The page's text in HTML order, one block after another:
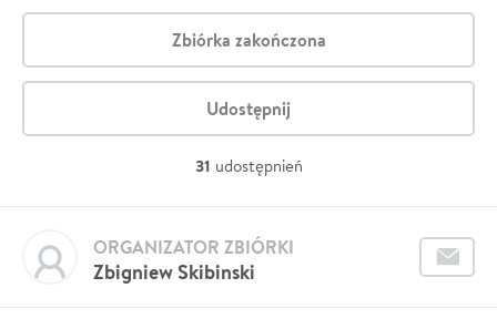
Zbiórka zakończona
Udostępnij
31 udostępnień
Zbigniew Skibinski
ORGANIZATOR ZBIÓRKI